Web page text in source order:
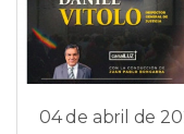
04 de abril de